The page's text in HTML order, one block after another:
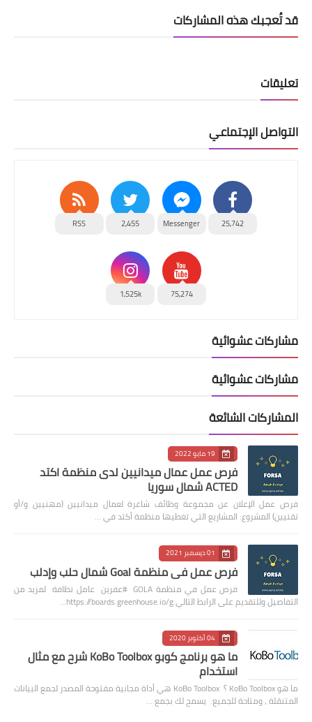
قد تُعجبك هذه المشاركات
تعليقات
التواصل الإجتماعي
25,742
Messenger
2,455
RSS
75,274
1,525k
مشاركات عشوائية
مشاركات عشوائية
المشاركات الشائعة
19 مايو 2022
فرص عمل عمال ميدانيين لدى منظمة اكتد
ACTED شمال سوريا
فرص عمل الإعلان عن مجموعة وظائف شاغرة لعمال ميدانيين (مهنيين و/أو
تقنيين) المشروع: المشاريع التي تغطيها منظمة أكتد في …
01 ديسمبر 2021
فرص عمل في منظمة Goal شمال حلب وإدلب
فرص عمل في منظمة GOLA #عفرين عامل نظافة لمزيد من
التفاصيل وللتقديم على الرابط التالي https://boards.greenhouse.io/g…
04 أكتوبر 2020
ما هو برنامج كوبو KoBo Toolbox شرح مع مثال
استخدام
ما هو KoBo Toolbox ؟ KoBo Toolbox هي أداة مجانية مفتوحة المصدر لجمع البيانات
المتنقلة ، ومتاحة للجميع. يسمح لك بجمع …